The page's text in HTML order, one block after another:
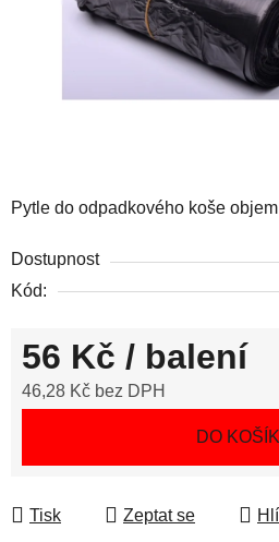
Pytle do odpadkového koše
Dostupnost
Kód:
56 Kč / balení
46,28 Kč bez DPH
DO
Tisk Zeptat se